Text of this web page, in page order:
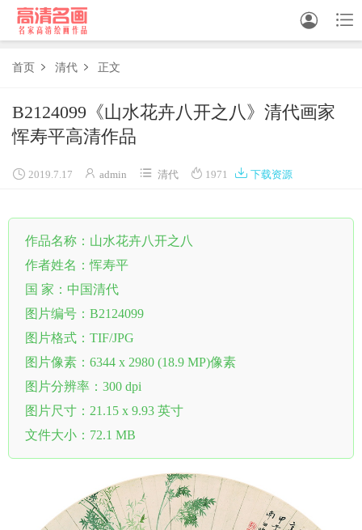


中国画
油画
白描
书法
精选
中国画家
西方画家
首页  清代  正文
B2124099《山水花卉八开之八》清代画家
恽寿平高清作品
 2019.7.17  admin  清代  1971  下载资源
作品名称：山水花卉八开之八
作者姓名：恽寿平
国 家：中国清代
图片编号：B2124099
图片格式：TIF/JPG
图片像素：6344 x 2980 (18.9 MP)像素
图片分辨率：300 dpi
图片尺寸：21.15 x 9.93 英寸
文件大小：72.1 MB